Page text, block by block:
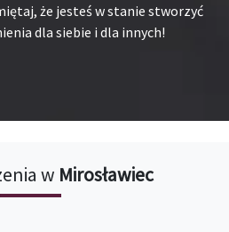
że jesteś w stanie stworzyć
dla siebie i dla innych!
w Mirosławiec